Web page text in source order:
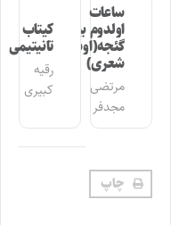
ساعات
اولدوم بیر
گئجه(اوشاق
شعری)
مرتضی
مجدفر
کیتاب
تانیتیمی
رقیه
کبیری
چاپ